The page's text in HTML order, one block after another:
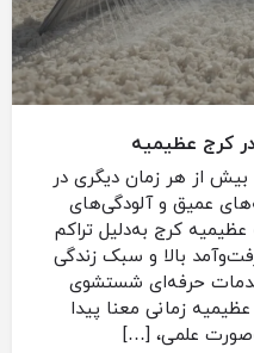
کرج عظیمیه
از هر زمان دیگری در
عمیق و آلودگی‌های
عظیمیه کرج به‌دلیل تراکم
بالا و سبک زندگی
خدمات حرفه‌ای شستشوی
زمانی معنا پیدا
علمی، […]